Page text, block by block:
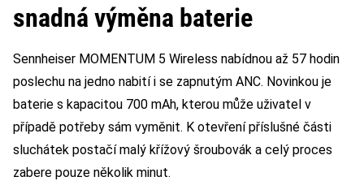
snadná výměna baterie
Sennheiser MOMENTUM 5 Wireless nabídnou až 57 hodin
poslechu na jedno nabití i se zapnutým ANC. Novinkou je
baterie s kapacitou 700 mAh, kterou může uživatel v
případě potřeby sám vyměnit. K otevření příslušné části
sluchátek postačí malý křížový šroubovák a celý proces
zabere pouze několik minut.